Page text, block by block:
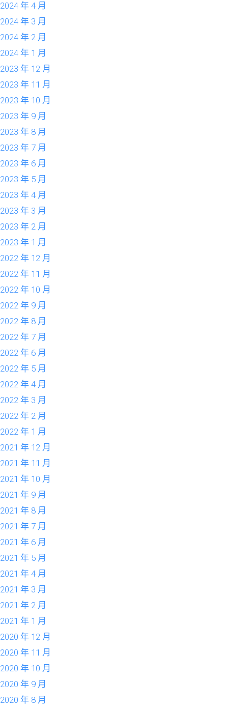
2024 年 4 月
2024 年 3 月
2024 年 2 月
2024 年 1 月
2023 年 12 月
2023 年 11 月
2023 年 10 月
2023 年 9 月
2023 年 8 月
2023 年 7 月
2023 年 6 月
2023 年 5 月
2023 年 4 月
2023 年 3 月
2023 年 2 月
2023 年 1 月
2022 年 12 月
2022 年 11 月
2022 年 10 月
2022 年 9 月
2022 年 8 月
2022 年 7 月
2022 年 6 月
2022 年 5 月
2022 年 4 月
2022 年 3 月
2022 年 2 月
2022 年 1 月
2021 年 12 月
2021 年 11 月
2021 年 10 月
2021 年 9 月
2021 年 8 月
2021 年 7 月
2021 年 6 月
2021 年 5 月
2021 年 4 月
2021 年 3 月
2021 年 2 月
2021 年 1 月
2020 年 12 月
2020 年 11 月
2020 年 10 月
2020 年 9 月
2020 年 8 月